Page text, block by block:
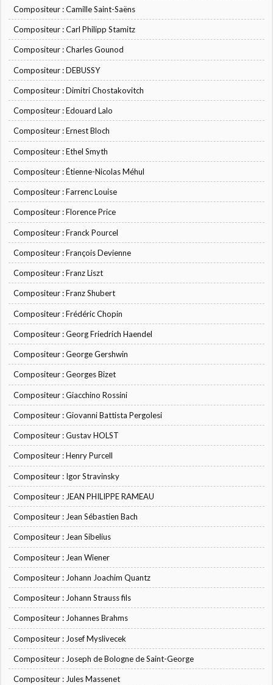
Compositeur : Camille Saint-Saëns
Compositeur : Carl Philipp Stamitz
Compositeur : Charles Gounod
Compositeur : DEBUSSY
Compositeur : Dimitri Chostakovitch
Compositeur : Edouard Lalo
Compositeur : Ernest Bloch
Compositeur : Ethel Smyth
Compositeur : Étienne-Nicolas Méhul
Compositeur : Farrenc Louise
Compositeur : Florence Price
Compositeur : Franck Pourcel
Compositeur : François Devienne
Compositeur : Franz Liszt
Compositeur : Franz Shubert
Compositeur : Frédéric Chopin
Compositeur : Georg Friedrich Haendel
Compositeur : George Gershwin
Compositeur : Georges Bizet
Compositeur : Giacchino Rossini
Compositeur : Giovanni Battista Pergolesi
Compositeur : Gustav HOLST
Compositeur : Henry Purcell
Compositeur : Igor Stravinsky
Compositeur : JEAN PHILIPPE RAMEAU
Compositeur : Jean Sébastien Bach
Compositeur : Jean Sibelius
Compositeur : Jean Wiener
Compositeur : Johann Joachim Quantz
Compositeur : Johann Strauss fils
Compositeur : Johannes Brahms
Compositeur : Josef Myslivecek
Compositeur : Joseph de Bologne de Saint-George
Compositeur : Jules Massenet